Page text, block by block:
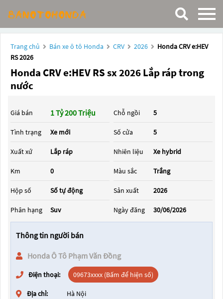
Trang chủ Bán xe ô tô Honda CRV 2026
Honda CRV e:HEV
RS 2026
Honda CRV e:HEV RS sx 2026 Lắp ráp trong
nước
Giá bán 1 Tỷ 200 Triệu
Tình trạng Xe mới
Xuất xứ Lắp ráp
Km 0
Hộp số Số tự động
Phân hạng Suv
Chỗ ngồi 5
Số cửa 5
Nhiên liệu Xe hybrid
Màu sắc Trắng
Sản xuất 2026
Ngày đăng 30/06/2026
Thông tin người bán
Honda Ô Tô Phạm Văn Đồng
Điện thoại: 09673xxxx (Bấm để hiện số)
Địa chỉ: Hà Nội